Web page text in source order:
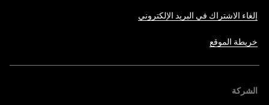
إلغاء الاشتراك في البريد الإلكتروني
خريطة الموقع
الشركة